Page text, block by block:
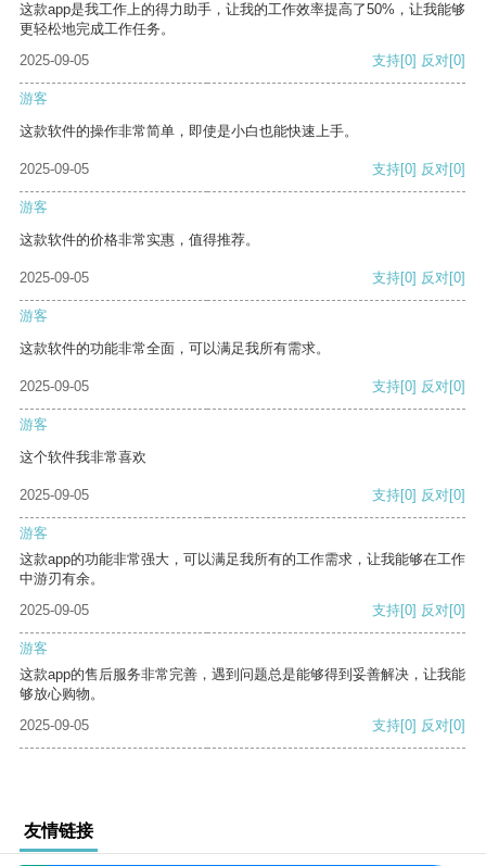
这款app是我工作上的得力助手，让我的工作效率提高了50%，让我能够
更轻松地完成工作任务。
2025-09-05
支持[0] 反对[0]
游客
这款软件的操作非常简单，即使是小白也能快速上手。
2025-09-05 支持[0] 反对[0]
游客
这款软件的价格非常实惠，值得推荐。
2025-09-05 支持[0] 反对[0]
游客
这款软件的功能非常全面，可以满足我所有需求。
2025-09-05 支持[0] 反对[0]
游客
这个软件我非常喜欢
2025-09-05 支持[0] 反对[0]
游客
这款app的功能非常强大，可以满足我所有的工作需求，让我能够在工作
中游刃有余。
2025-09-05
支持[0] 反对[0]
游客
这款app的售后服务非常完善，遇到问题总是能够得到妥善解决，让我能
够放心购物。
2025-09-05
支持[0] 反对[0]
友情链接